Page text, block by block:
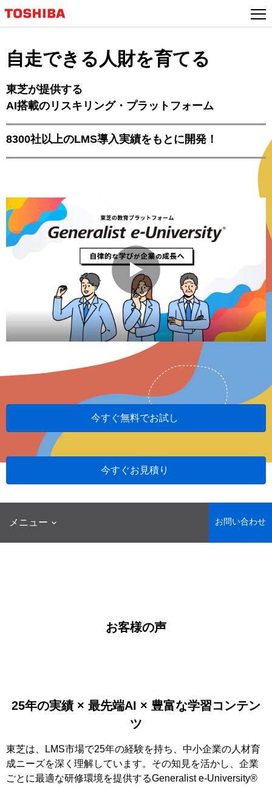
ジ
ャ
プ
自走できる人財を育てる
東芝が提供する
AI搭載のリスキリング・プラットフォーム
8300社以上のLMS導入実績をもとに開発！
今すぐ無料でお試し
今すぐお見積り
メニュー お問い合わせ
お客様の声
25年の実績 × 最先端AI × 豊富な学習コンテン
ツ
東芝は、LMS市場で25年の経験を持ち、中小企業の人材育
成ニーズを深く理解しています。その知見を活かし、企業
ごとに最適な研修環境を提供するGeneralist e-University®